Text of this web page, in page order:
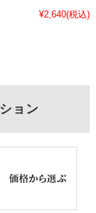
¥2,640(税込)
ョン